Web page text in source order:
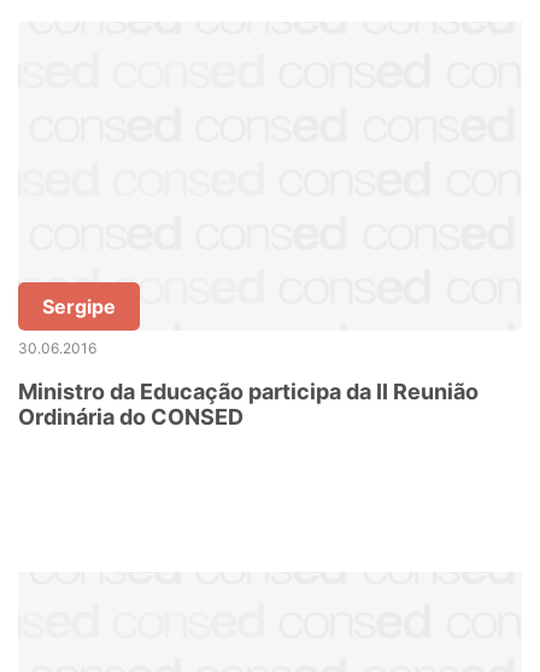
Sergipe
30.06.2016
Ministro da Educação participa da II Reunião
Ordinária do CONSED